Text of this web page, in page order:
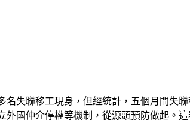
失聯移工現身，但經統計，五個月間失
國仲介停權等機制，從源頭預防做起。